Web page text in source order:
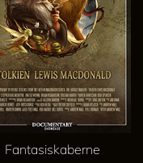
Fantasiskaberne